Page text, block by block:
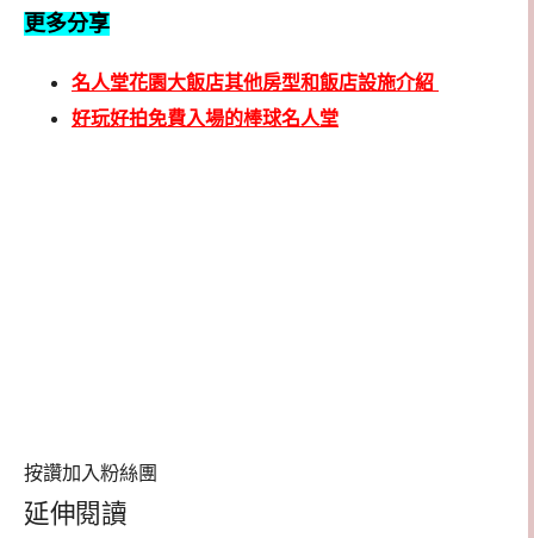
更多分享
名人堂花園大飯店其他房型和飯店設施介紹
好玩好拍免費入場的棒球名人堂
按讚加入粉絲團
延伸閱讀